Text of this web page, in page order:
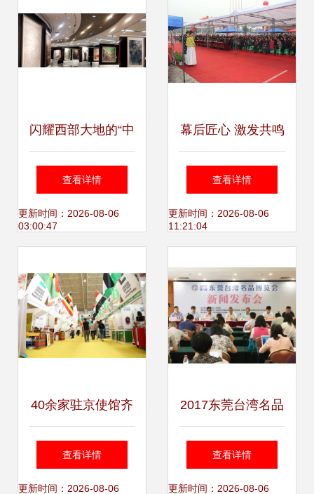
闪耀西部大地的“中
原画风”回家了！
197幅作品展示“出
查看详情
更新时间：2026-08-06
03:00:47
幕后匠心 激发共鸣
的展览展示与大型
活动策划创作逻辑
查看详情
更新时间：2026-08-06
11:21:04
40余家驻京使馆齐
聚文博会，共筑文
化交流新篇章
查看详情
更新时间：2026-08-06
2017东莞台湾名品
博览会 打造两岸经
贸合作新平台
查看详情
更新时间：2026-08-06